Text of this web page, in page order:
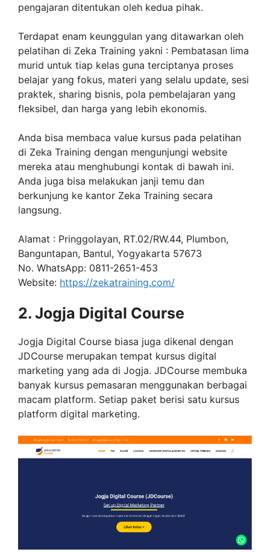
pengajaran ditentukan oleh kedua pihak.
Terdapat enam keunggulan yang ditawarkan oleh
pelatihan di Zeka Training yakni : Pembatasan lima
murid untuk tiap kelas guna terciptanya proses
belajar yang fokus, materi yang selalu update, sesi
praktek, sharing bisnis, pola pembelajaran yang
fleksibel, dan harga yang lebih ekonomis.
Anda bisa membaca value kursus pada pelatihan
di Zeka Training dengan mengunjungi website
mereka atau menghubungi kontak di bawah ini.
Anda juga bisa melakukan janji temu dan
berkunjung ke kantor Zeka Training secara
langsung.
Alamat : Pringgolayan, RT.02/RW.44, Plumbon,
Banguntapan, Bantul, Yogyakarta 57673
No. WhatsApp: 0811-2651-453
Website: https://zekatraining.com/
2. Jogja Digital Course
Jogja Digital Course biasa juga dikenal dengan
JDCourse merupakan tempat kursus digital
marketing yang ada di Jogja. JDCourse membuka
banyak kursus pemasaran menggunakan berbagai
macam platform. Setiap paket berisi satu kursus
platform digital marketing.